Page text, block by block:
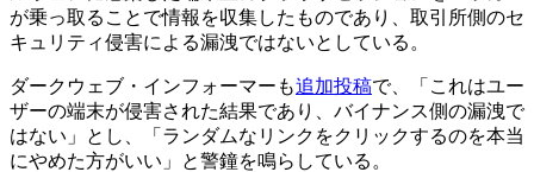
が乗っ取ることで情報を収集したものであり、取引所側のセ
キュリティ侵害による漏洩ではないとしている。
ダークウェブ・インフォーマーも追加投稿で、「これはユー
ザーの端末が侵害された結果であり、バイナンス側の漏洩で
はない」とし、「ランダムなリンクをクリックするのを本当
にやめた方がいい」と警鐘を鳴らしている。